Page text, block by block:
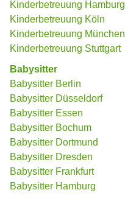
Kinderbetreuung Hamburg
Kinderbetreuung Köln
Kinderbetreuung München
Kinderbetreuung Stuttgart
Babysitter
Babysitter Berlin
Babysitter Düsseldorf
Babysitter Essen
Babysitter Bochum
Babysitter Dortmund
Babysitter Dresden
Babysitter Frankfurt
Babysitter Hamburg